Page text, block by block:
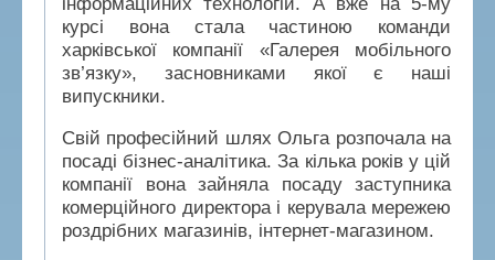
курсі вона стала частиною команди
харківської компанії «Галерея мобільного
зв’язку», засновниками якої є наші
випускники.
Свій професійний шлях Ольга розпочала на
посаді бізнес-аналітика. За кілька років у цій
компанії вона зайняла посаду заступника
комерційного директора і керувала мережею
роздрібних магазинів, інтернет-магазином.